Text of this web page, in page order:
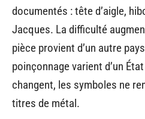
documentés : tête d’aigle,
Jacques. La difficulté
pièce provient d’un autre
poinçonnage varient d’un
changent, les symboles ne
titres de métal.